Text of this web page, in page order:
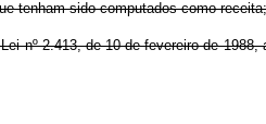
tenham sido computados como receita;
nº 2.413, de 10 de fevereiro de